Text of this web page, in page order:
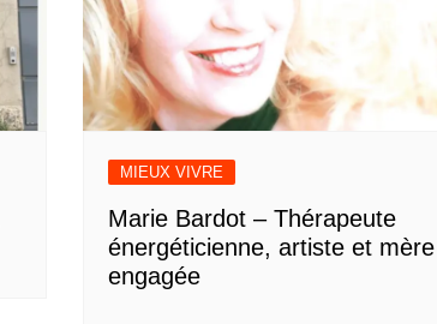
MIEUX VIVRE
Marie Bardot – Thérapeute
énergéticienne, artiste et mère
engagée